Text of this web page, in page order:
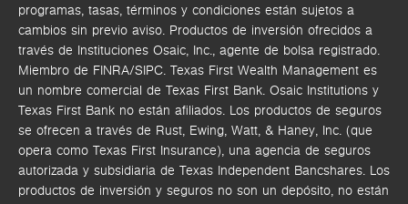
programas, tasas, términos y condiciones están sujetos a
cambios sin previo aviso. Productos de inversión ofrecidos a
través de Instituciones Osaic, Inc., agente de bolsa registrado.
Miembro de FINRA/SIPC. Texas First Wealth Management es
un nombre comercial de Texas First Bank. Osaic Institutions y
Texas First Bank no están afiliados. Los productos de seguros
se ofrecen a través de Rust, Ewing, Watt, & Haney, Inc. (que
opera como Texas First Insurance), una agencia de seguros
autorizada y subsidiaria de Texas Independent Bancshares. Los
productos de inversión y seguros no son un depósito, no están